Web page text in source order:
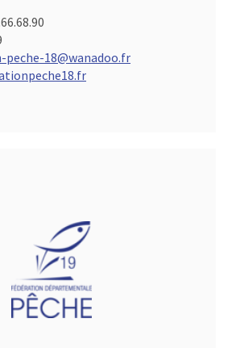
18@wanadoo.fr